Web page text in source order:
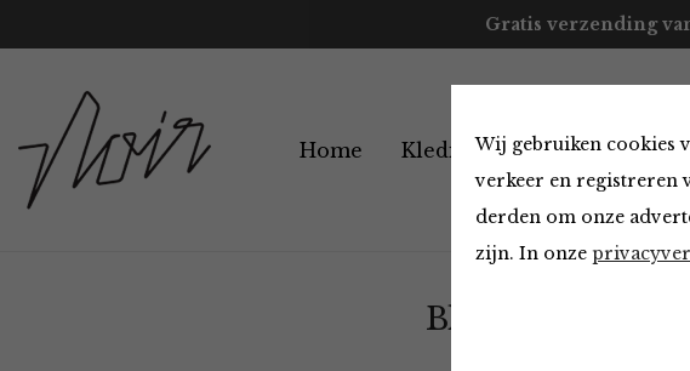
Wij gebruiken cookies
verkeer en registreren
derden om onze
zijn. In onze
Gratis verzending
Home Kleding Accessoires
Blazers & Jassen